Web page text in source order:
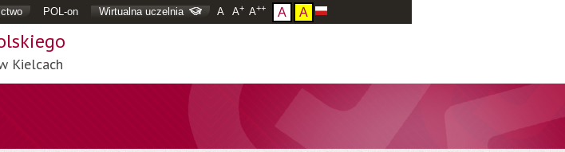
POL-on Wirtualna uczelnia A A+ A++ A A
Kielcach